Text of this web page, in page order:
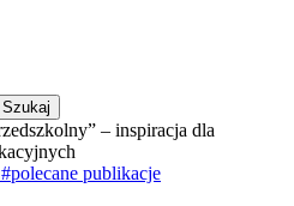
#polecane publikacje